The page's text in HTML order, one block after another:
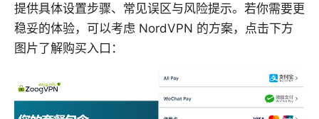
提供具体设置步骤、常见误区与风险提示。若你需要更
稳妥的体验，可以考虑 NordVPN 的方案，点击下方
图片了解购买入口：